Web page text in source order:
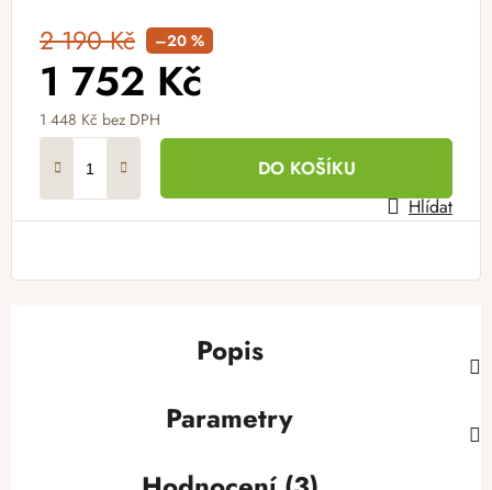
2 190 Kč –20 %
1 752 Kč
1 448 Kč bez DPH
DO KOŠÍKU
Hlídat
Popis
Parametry